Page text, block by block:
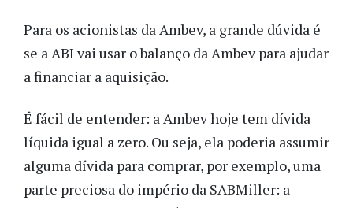
Para os acionistas da Ambev, a grande dúvida é
se a ABI vai usar o balanço da Ambev para ajudar
a financiar a aquisição.
É fácil de entender: a Ambev hoje tem dívida
líquida igual a zero. Ou seja, ela poderia assumir
alguma dívida para comprar, por exemplo, uma
parte preciosa do império da SABMiller: a